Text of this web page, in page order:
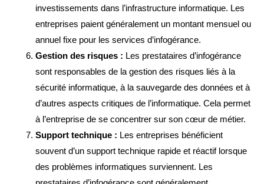
investissements dans l’infrastructure informatique. Les
entreprises paient généralement un montant mensuel ou
annuel fixe pour les services d’infogérance.
Gestion des risques : Les prestataires d’infogérance
sont responsables de la gestion des risques liés à la
sécurité informatique, à la sauvegarde des données et à
d’autres aspects critiques de l’informatique. Cela permet
à l’entreprise de se concentrer sur son cœur de métier.
Support technique : Les entreprises bénéficient
souvent d’un support technique rapide et réactif lorsque
des problèmes informatiques surviennent. Les